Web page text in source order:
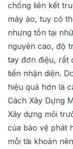
chống liên kết
máy ảo, tuy có
nhưng tồn tại
nguyên cao, độ
tay đơn điệu, rất
tiến nhận diện.
hiệu quả hơn là
Cách Xây Dựng
Xây dựng môi
của bảo vệ phát
mỗi tài khoản